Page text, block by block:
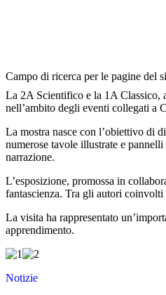
Campo di ricerca per le pagine del
La 2A Scientifico e la 1A Classico,
nell’ambito degli eventi collegati a
La mostra nasce con l’obiettivo di
numerose tavole illustrate e
narrazione.
L’esposizione, promossa in
fantascienza. Tra gli autori
La visita ha rappresentato
apprendimento.
Notizie